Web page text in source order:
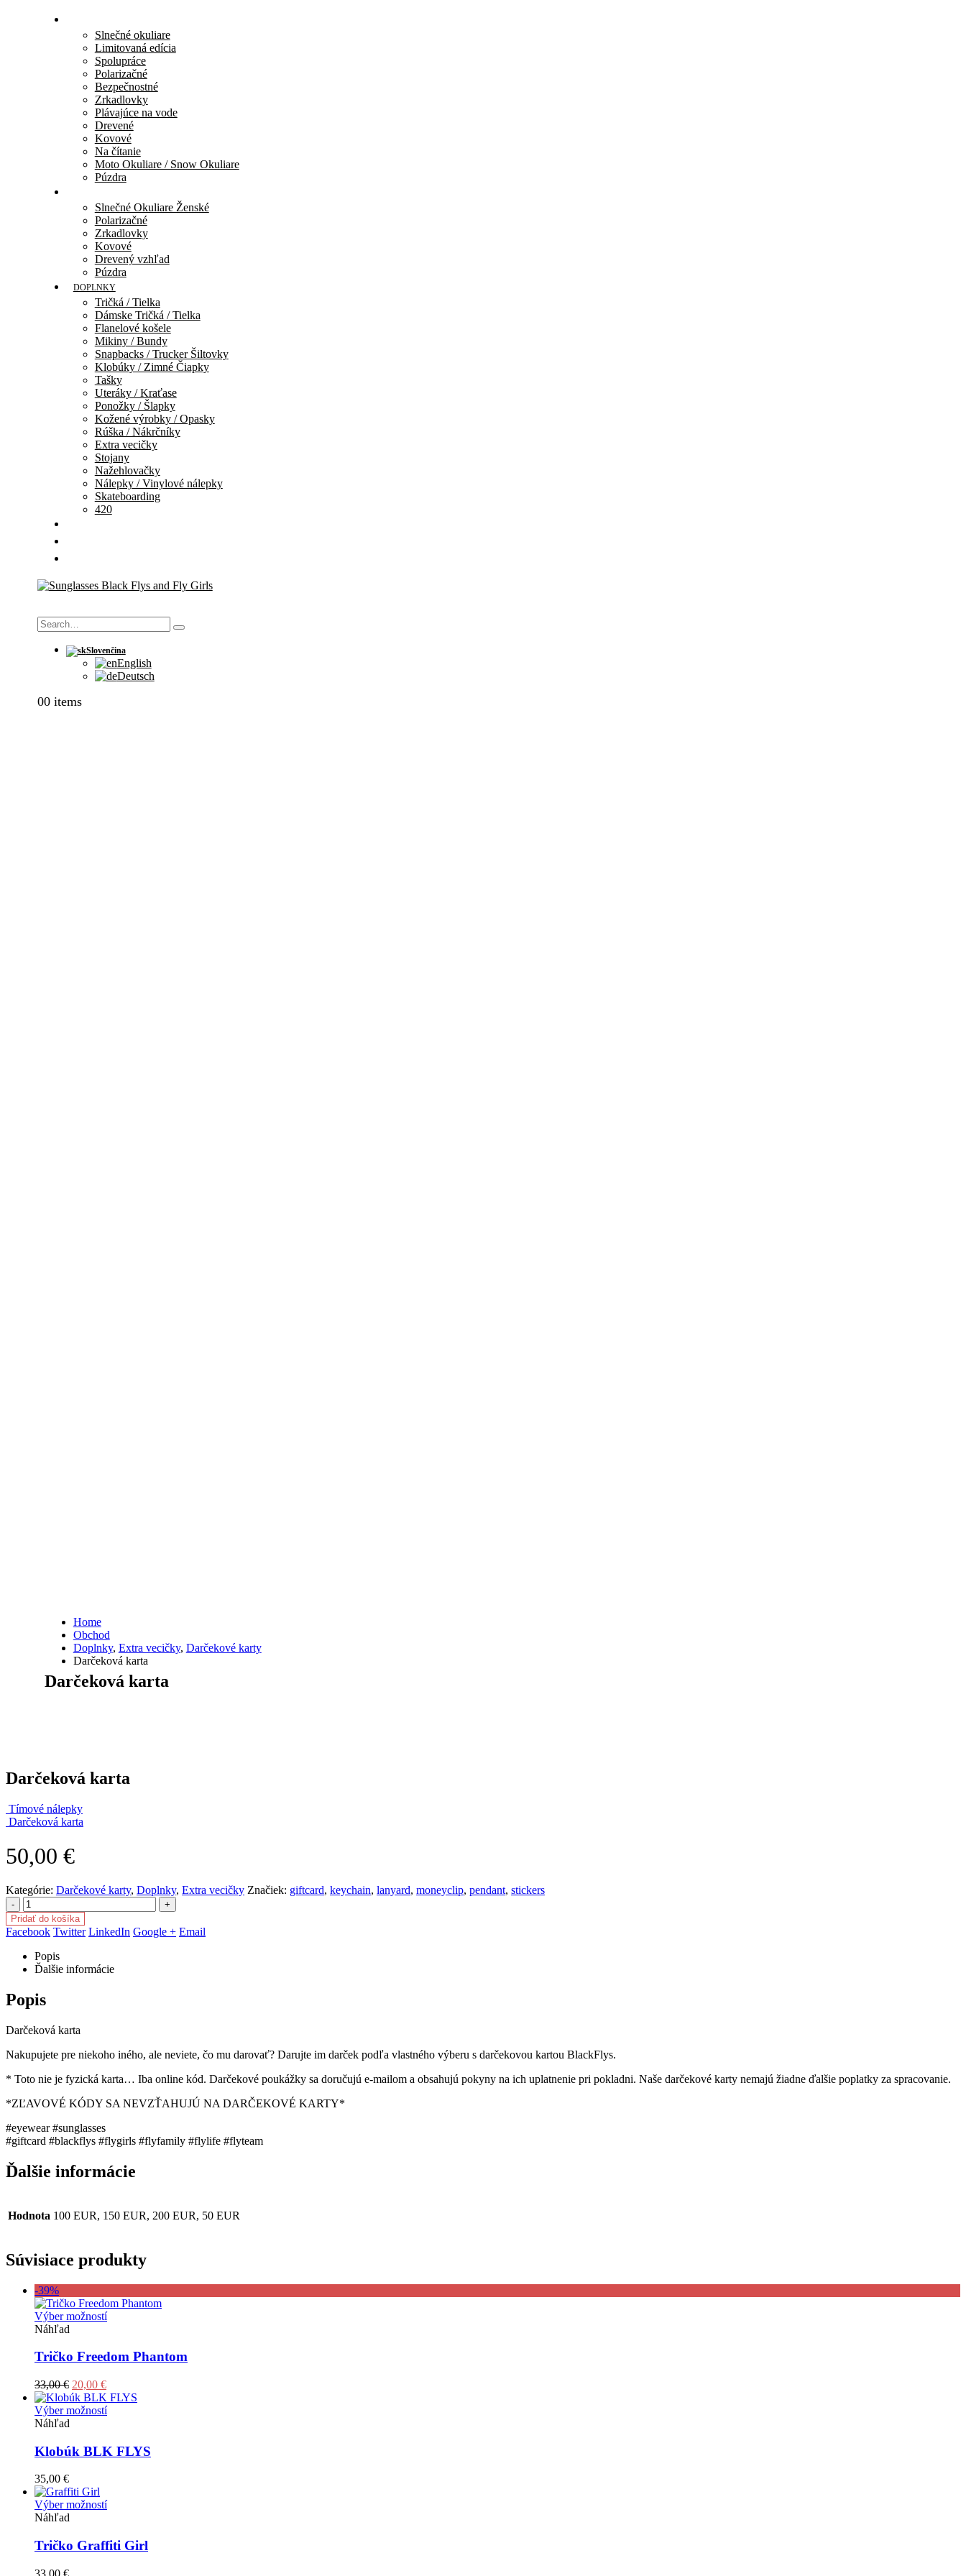
Slnečné okuliare
Limitovaná edícia
Spolupráce
Polarizačné
Bezpečnostné
Zrkadlovky
Plávajúce na vode
Drevené
Kovové
Na čítanie
Moto Okuliare / Snow Okuliare
Púzdra
Slnečné Okuliare Ženské
Polarizačné
Zrkadlovky
Kovové
Drevený vzhľad
Púzdra
DOPLNKY
Tričká / Tielka
Dámske Tričká / Tielka
Flanelové košele
Mikiny / Bundy
Snapbacks / Trucker Šiltovky
Klobúky / Zimné Čiapky
Tašky
Uteráky / Kraťase
Ponožky / Šlapky
Kožené výrobky / Opasky
Rúška / Nákrčníky
Extra vecičky
Stojany
Nažehlovačky
Nálepky / Vinylové nálepky
Skateboarding
420
Slovenčina
English
Deutsch
00 items
Home
Obchod
Doplnky, Extra vecičky, Darčekové karty
Darčeková karta
Darčeková karta
Darčeková karta
Tímové nálepky
Darčeková karta
50,00 €
Kategórie: Darčekové karty, Doplnky, Extra vecičky Značiek: giftcard, keychain, lanyard, moneyclip, pendant, stickers
-
+
Pridať do košíka
Facebook Twitter LinkedIn Google + Email
Popis
Ďalšie informácie
Popis
Darčeková karta
Nakupujete pre niekoho iného, ​​ale neviete, čo mu darovať? Darujte im darček podľa vlastného výberu s darčekovou kartou BlackFlys.
* Toto nie je fyzická karta… Iba online kód. Darčekové poukážky sa doručujú e-mailom a obsahujú pokyny na ich uplatnenie pri pokladni. Naše darčekové karty nemajú žiadne ďalšie poplatky za spracovanie.
*ZĽAVOVÉ KÓDY SA NEVZŤAHUJÚ NA DARČEKOVÉ KARTY*
#eyewear #sunglasses
#giftcard #blackflys #flygirls #flyfamily #flylife #flyteam
Ďalšie informácie
Hodnota 100 EUR, 150 EUR, 200 EUR, 50 EUR
Súvisiace produkty
-39%
Výber možnostíTento
viacero
si
môžete
vybrať
stránke
produktu.
Náhľad
Tričko Freedom Phantom
33,00€ Pôvodná
cena
bola:
20,00 €Aktuálna
cena
je:
Výber možnostíTento
viacero
variantov.
môžete
vybrať
stránke
produktu.
Náhľad
Klobúk BLK FLYS
35,00 €
Výber možnostíTento
viacero
variantov.
Náhľad
Tričko Graffiti Girl
33,00 €